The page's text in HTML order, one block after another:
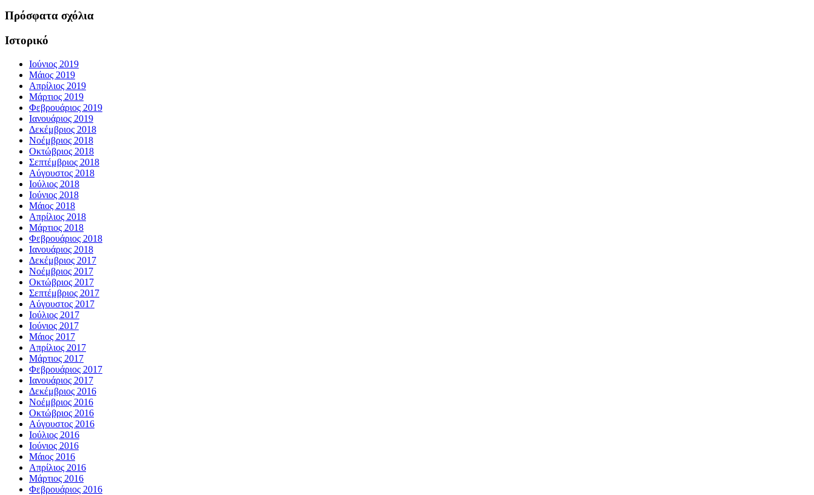
Πρόσφατα σχόλια
Ιστορικό
Ιούνιος 2019
Μάιος 2019
Απρίλιος 2019
Μάρτιος 2019
Φεβρουάριος 2019
Ιανουάριος 2019
Δεκέμβριος 2018
Νοέμβριος 2018
Οκτώβριος 2018
Σεπτέμβριος 2018
Αύγουστος 2018
Ιούλιος 2018
Ιούνιος 2018
Μάιος 2018
Απρίλιος 2018
Μάρτιος 2018
Φεβρουάριος 2018
Ιανουάριος 2018
Δεκέμβριος 2017
Νοέμβριος 2017
Οκτώβριος 2017
Σεπτέμβριος 2017
Αύγουστος 2017
Ιούλιος 2017
Ιούνιος 2017
Μάιος 2017
Απρίλιος 2017
Μάρτιος 2017
Φεβρουάριος 2017
Ιανουάριος 2017
Δεκέμβριος 2016
Νοέμβριος 2016
Οκτώβριος 2016
Αύγουστος 2016
Ιούλιος 2016
Ιούνιος 2016
Μάιος 2016
Απρίλιος 2016
Μάρτιος 2016
Φεβρουάριος 2016